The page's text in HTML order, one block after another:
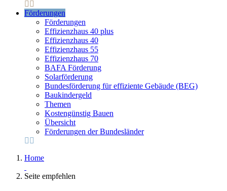
Förderungen
Förderungen
Effizienzhaus 40 plus
Effizienzhaus 40
Effizienzhaus 55
Effizienzhaus 70
BAFA Förderung
Solarförderung
Bundesförderung für effiziente Gebäude (BEG)
Baukindergeld
Themen
Kostengünstig Bauen
Übersicht
Förderungen der Bundesländer
Home
Seite empfehlen